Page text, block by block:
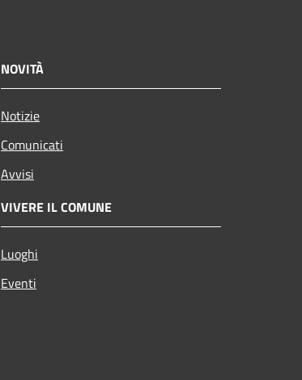
NOVITÀ
Notizie
Comunicati
Avvisi
VIVERE IL COMUNE
Luoghi
Eventi